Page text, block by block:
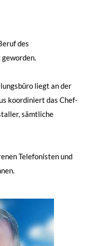
des
liegt an der
koordiniert das Chef-
sämtliche
Telefonisten und